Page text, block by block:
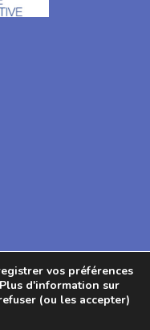
vos préférences
d'information sur
(ou les accepter)